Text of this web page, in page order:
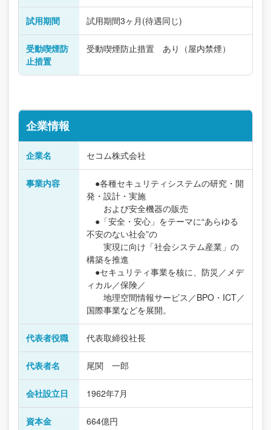
試用期間 試用期間3ヶ月(待遇同じ)
受動喫煙防
止措置
受動喫煙防止措置 あり（屋内禁煙）
企業情報
企業名 セコム株式会社
事業内容
●各種セキュリティシステムの研究・開
発・設計・実施
および安全機器の販売
●「安全・安心」をテーマに“あらゆる
不安のない社会”の
実現に向け「社会システム産業」の
構築を推進
●セキュリティ事業を核に、防災／メデ
ィカル／保険／
地理空間情報サービス／BPO・ICT／
国際事業などを展開。
代表者役職 代表取締役社長
代表者名 尾関 一郎
会社設立日 1962年7月
資本金 664億円